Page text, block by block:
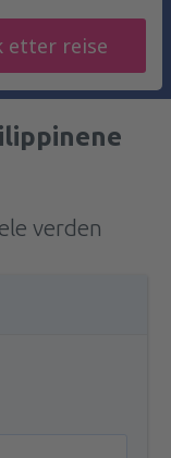
etter reise
verden